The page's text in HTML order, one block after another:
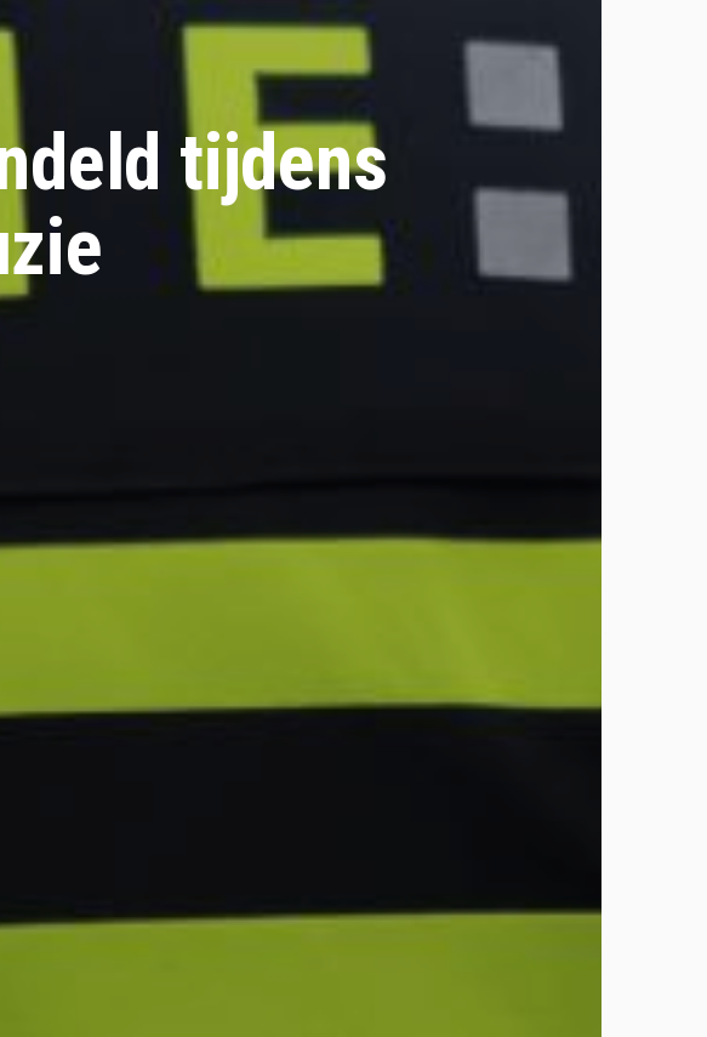
tijdens